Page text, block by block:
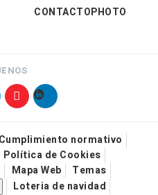
CONTACTOPHOTO
Cumplimiento normativo
Política de Cookies
Mapa Web
Temas
Loteria de navidad